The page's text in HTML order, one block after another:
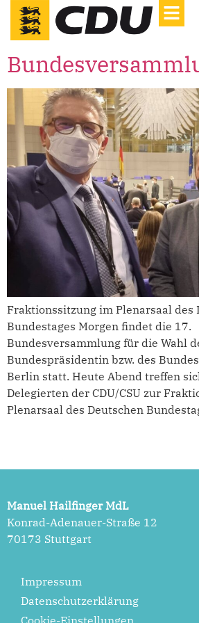
Fraktionssitzung im Plenarsaal des
Bundestages Morgen findet die 17.
Bundesversammlung für die Wahl
Bundespräsidentin bzw. des
Berlin statt. Heute Abend treffen
Delegierten der CDU/CSU zur
Plenarsaal des Deutschen
Manuel Hailfinger MdL
Konrad-Adenauer-Straße 12
70173 Stuttgart
Impressum
Datenschutzerklärung
Cookie-Einstellungen